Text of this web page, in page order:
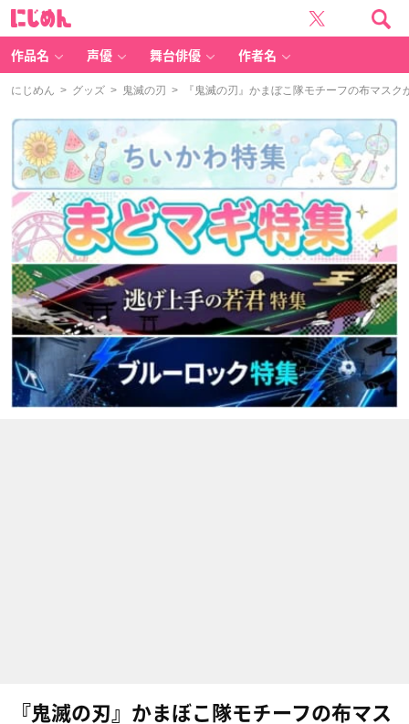
作品名 声優 舞台俳優 作者名
にじめん > グッズ > 鬼滅の刃 > 『鬼滅の刃』かまぼこ隊モチーフの布マスク
『鬼滅の刃』かまぼこ隊モチーフの布マス